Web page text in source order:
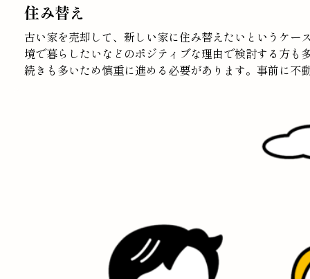
住み替え
古い家を売却して、新しい家に住み替えたいというケ
境で暮らしたいなどのポジティブな理由で検討する方
続きも多いため慎重に進める必要があります。事前に